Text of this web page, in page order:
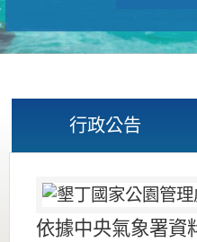
行政公告
依據中央氣象署資